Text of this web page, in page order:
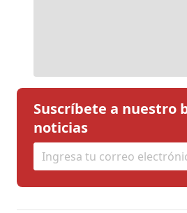
Suscríbete a nuestro
noticias